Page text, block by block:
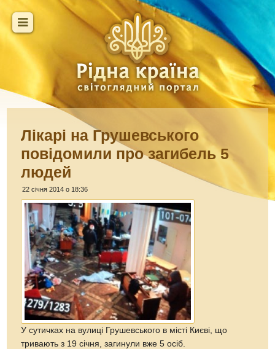
Лікарі на Грушевського
повідомили про загибель 5
людей
22 січня 2014 о 18:36
У сутичках на вулиці Грушевського в місті Києві, що
тривають з 19 січня, загинули вже 5 осіб.